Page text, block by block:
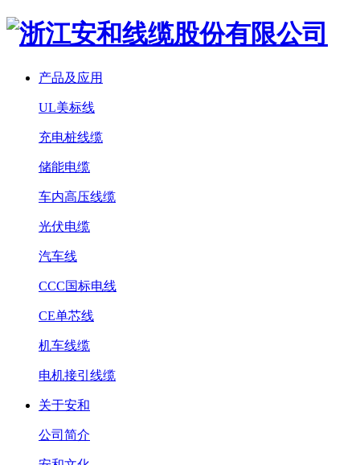
产品及应用
UL美标线
充电桩线缆
储能电缆
车内高压线缆
光伏电缆
汽车线
CCC国标电线
CE单芯线
机车线缆
电机接引线缆
关于安和
公司简介